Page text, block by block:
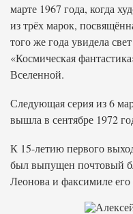
марте 1967 года, когда
из трёх марок,
того же года увидела
«Космическая
Вселенной.
Следующая серия из 6
вышла в сентябре 1972
К 15-летию первого
был выпущен почтовый
Леонова и факсимиле